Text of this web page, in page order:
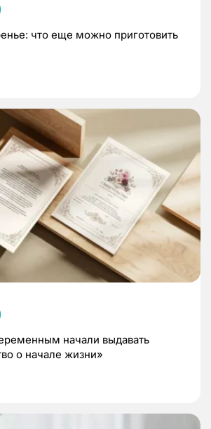
что еще можно приготовить
начали выдавать
о начале жизни»